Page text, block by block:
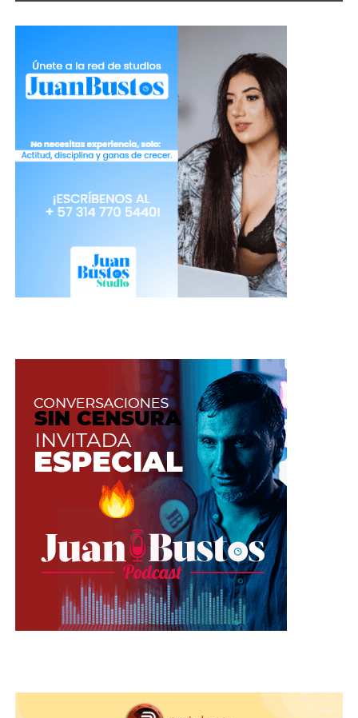
La marca Apple es una de las favoritas de las
camgirl en equipos computarizados.
El lanzamiento
de este teléfono será el mismo
modelo de bajo costo.
Al parecer,esta nueva opción será la que le
hará la competencia directa a Apple, que en
meses anteriores habría anunciado una línea de
iPhone más económica.